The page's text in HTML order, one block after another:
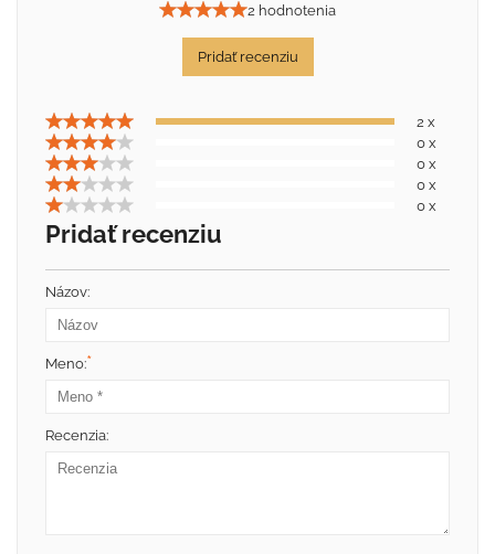
2 hodnotenia
Pridať recenziu
2 x
0 x
0 x
0 x
0 x
Pridať recenziu
Názov:
Meno:*
Recenzia: